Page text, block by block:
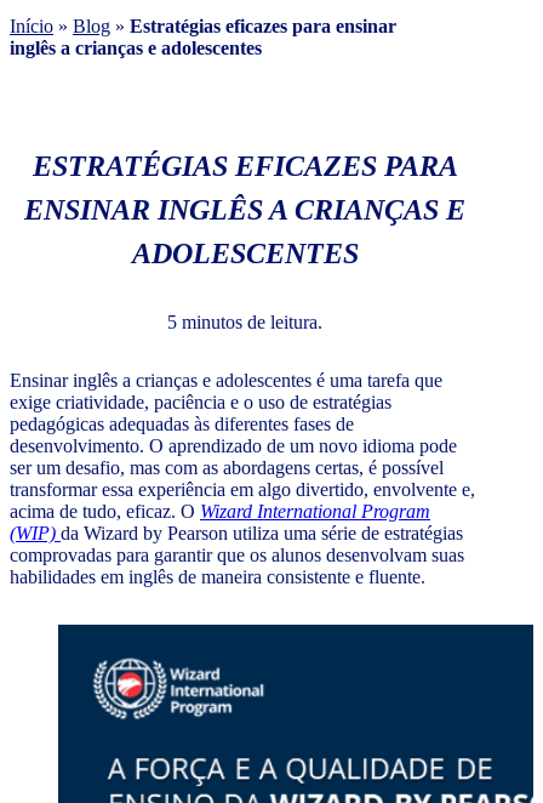
Início » Blog » Estratégias eficazes para ensinar
inglês a crianças e adolescentes
ESTRATÉGIAS EFICAZES PARA
ENSINAR INGLÊS A CRIANÇAS E
ADOLESCENTES
5 minutos de leitura.
Ensinar inglês a crianças e adolescentes é uma tarefa que
exige criatividade, paciência e o uso de estratégias
pedagógicas adequadas às diferentes fases de
desenvolvimento. O aprendizado de um novo idioma pode
ser um desafio, mas com as abordagens certas, é possível
transformar essa experiência em algo divertido, envolvente e,
acima de tudo, eficaz. O Wizard International Program
(WIP) da Wizard by Pearson utiliza uma série de estratégias
comprovadas para garantir que os alunos desenvolvam suas
habilidades em inglês de maneira consistente e fluente.